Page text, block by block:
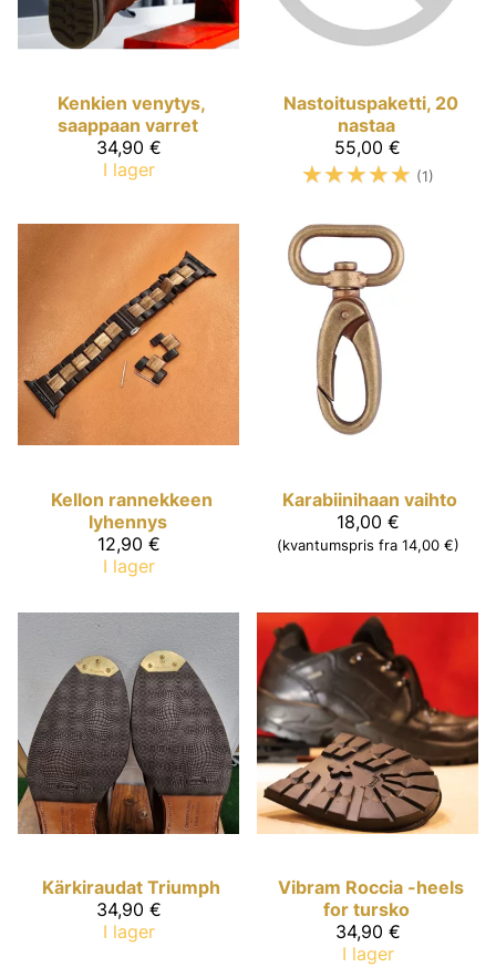
Kenkien venytys,
saappaan varret
34,90 €
I lager
Nastoituspaketti, 20
nastaa
55,00 €
☆☆☆☆☆ (1)
Kellon rannekkeen
lyhennys
12,90 €
I lager
Karabiinihaan vaihto
18,00 €
(kvantumspris fra 14,00 €)
Kärkiraudat Triumph
34,90 €
I lager
Vibram Roccia -heels
for tursko
34,90 €
I lager